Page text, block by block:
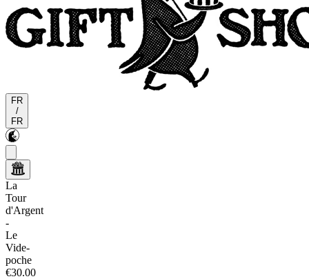
FR
/
FR
La
Tour
d'Argent
-
Le
Vide-
poche
€30.00